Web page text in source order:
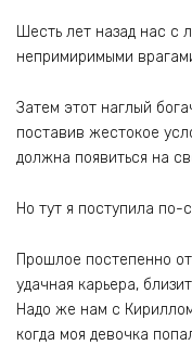
Шесть лет назад нас с
непримиримыми
Затем этот наглый
поставив жестокое
должна появиться на
Но тут я поступила по-
Прошлое постепенно
удачная карьера,
Надо же нам с
когда моя девочка